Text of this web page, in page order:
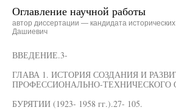
Оглавление научной работы
автор диссертации — кандидата
Дашиевич
ВВЕДЕНИЕ.3-
ГЛАВА 1. ИСТОРИЯ СОЗДАНИЯ И
ПРОФЕССИОНАЛЬНО-ТЕХНИЧЕСКОГО
БУРЯТИИ (1923- 1958 гг.).27- 105.